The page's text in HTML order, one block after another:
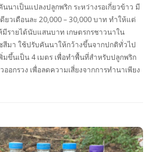
นาเป็นแปลงปลูกพริก ระหว่างรอเกี่ยวข้าว มี
ยวเดือนละ 20,000 – 30,000 บาท ทำให้แต่
มีรายได้นับแสนบาท เกษตรกรชาวนาใน
สีมา ใช้ปรับคันนาให้กว้างขึ้นจากปกติทั่วไป
มขึ้นเป็น 4 เมตร เพื่อทำพื้นที่สำหรับปลูกพริก
ออกรวง เพื่อลดความเสี่ยงจากการทำนาเพียง